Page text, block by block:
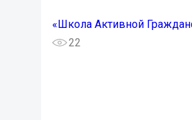
«Школа Активной
22